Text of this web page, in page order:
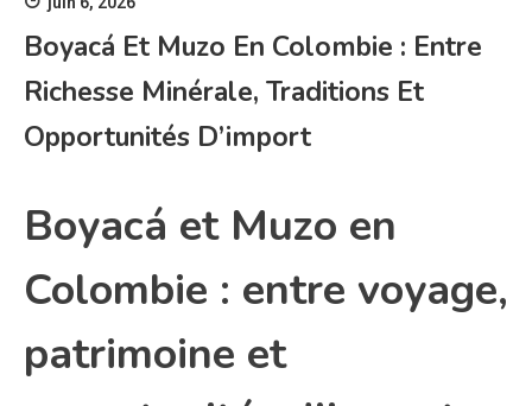
Boyacá Et Muzo En Colombie : Entre
Richesse Minérale, Traditions Et
Opportunités D’import
Boyacá et Muzo en
Colombie : entre voyage,
patrimoine et